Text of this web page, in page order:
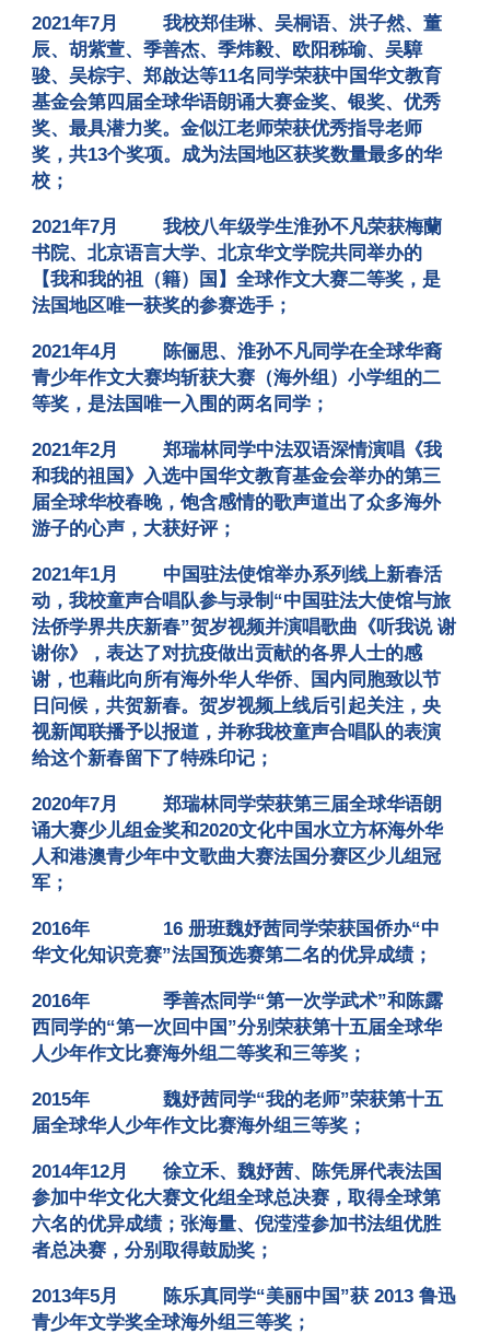
2021年7月
我校郑佳琳、吴桐语、洪子然、董
辰、胡紫萱、季善杰、季炜毅、欧阳秭瑜、吴騿
骏、吴棕宇、郑啟达等11名同学荣获中国华文教育
基金会第四届全球华语朗诵大赛金奖、银奖、优秀
奖、最具潜力奖。金似江老师荣获优秀指导老师
奖，共13个奖项。成为法国地区获奖数量最多的华
校 ；
2021年7月
我校八年级学生淮孙不凡荣获梅蘭
书院、北京语言大学、北京华文学院共同举办的
【我和我的祖（籍）国】全球作文大赛二等奖，是
法国地区唯一获奖的参赛选手 ；
2021年4月
陈俪思、淮孙不凡同学在全球华裔
青少年作文大赛均斩获大赛（海外组）小学组的二
等奖，是法国唯一入围的两名同学 ；
2021年2月
郑瑞林同学中法双语深情演唱《我
和我的祖国》入选中国华文教育基金会举办的第三
届全球华校春晚，饱含感情的歌声道出了众多海外
游子的心声，大获好评；
2021年1月
中国驻法使馆举办系列线上新春活
动，我校童声合唱队参与录制“中国驻法大使馆与旅
法侨学界共庆新春”贺岁视频并演唱歌曲《听我说 谢
谢你》，表达了对抗疫做出贡献的各界人士的感
谢，也藉此向所有海外华人华侨、国内同胞致以节
日问候，共贺新春。贺岁视频上线后引起关注，央
视新闻联播予以报道，并称我校童声合唱队的表演
给这个新春留下了特殊印记 ；
2020年7月
郑瑞林同学荣获第三届全球华语朗
诵大赛少儿组金奖和2020文化中国水立方杯海外华
人和港澳青少年中文歌曲大赛法国分赛区少儿组冠
军；
2016年
16 册班魏妤茜同学荣获国侨办“中
华文化知识竞赛”法国预选赛第二名的优异成绩；
2016年
季善杰同学“第一次学武术”和陈露
西同学的“第一次回中国”分别荣获第十五届全球华
人少年作文比赛海外组二等奖和三等奖 ；
2015年
魏妤茜同学“我的老师”荣获第十五
届全球华人少年作文比赛海外组三等奖 ；
2014年12月
徐立禾、魏妤茜、陈凭屏代表法国
参加中华文化大赛文化组全球总决赛，取得全球第
六名的优异成绩；张海量、倪滢滢参加书法组优胜
者总决赛，分别取得鼓励奖 ；
2013年5月
陈乐真同学“美丽中国”获 2013 鲁迅
青少年文学奖全球海外组三等奖 ；